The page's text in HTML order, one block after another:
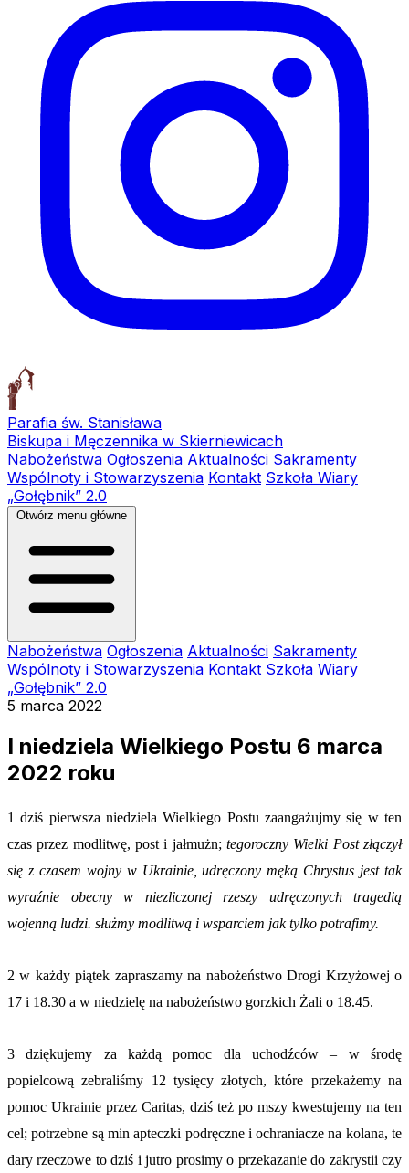
Parafia św. Stanisława
Biskupa i Męczennika w Skierniewicach
Nabożeństwa Ogłoszenia Aktualności Sakramenty
Wspólnoty i Stowarzyszenia Kontakt Szkoła Wiary
„Gołębnik” 2.0
Otwórz menu główne
Nabożeństwa Ogłoszenia Aktualności Sakramenty
Wspólnoty i Stowarzyszenia Kontakt Szkoła Wiary
„Gołębnik” 2.0
5 marca 2022
I niedziela Wielkiego Postu 6 marca
2022 roku
1 dziś pierwsza niedziela Wielkiego Postu zaangażujmy się w ten
czas przez modlitwę, post i jałmużn; tegoroczny Wielki Post złączył
się z czasem wojny w Ukrainie, udręczony męką Chrystus jest tak
wyraźnie obecny w niezliczonej rzeszy udręczonych tragedią
wojenną ludzi. służmy modlitwą i wsparciem jak tylko potrafimy.
2 w każdy piątek zapraszamy na nabożeństwo Drogi Krzyżowej o
17 i 18.30 a w niedzielę na nabożeństwo gorzkich Żali o 18.45.
3 dziękujemy za każdą pomoc dla uchodźców – w środę
popielcową zebraliśmy 12 tysięcy złotych, które przekażemy na
pomoc Ukrainie przez Caritas, dziś też po mszy kwestujemy na ten
cel; potrzebne są min apteczki podręczne i ochraniacze na kolana, te
dary rzeczowe to dziś i jutro prosimy o przekazanie do zakrystii czy